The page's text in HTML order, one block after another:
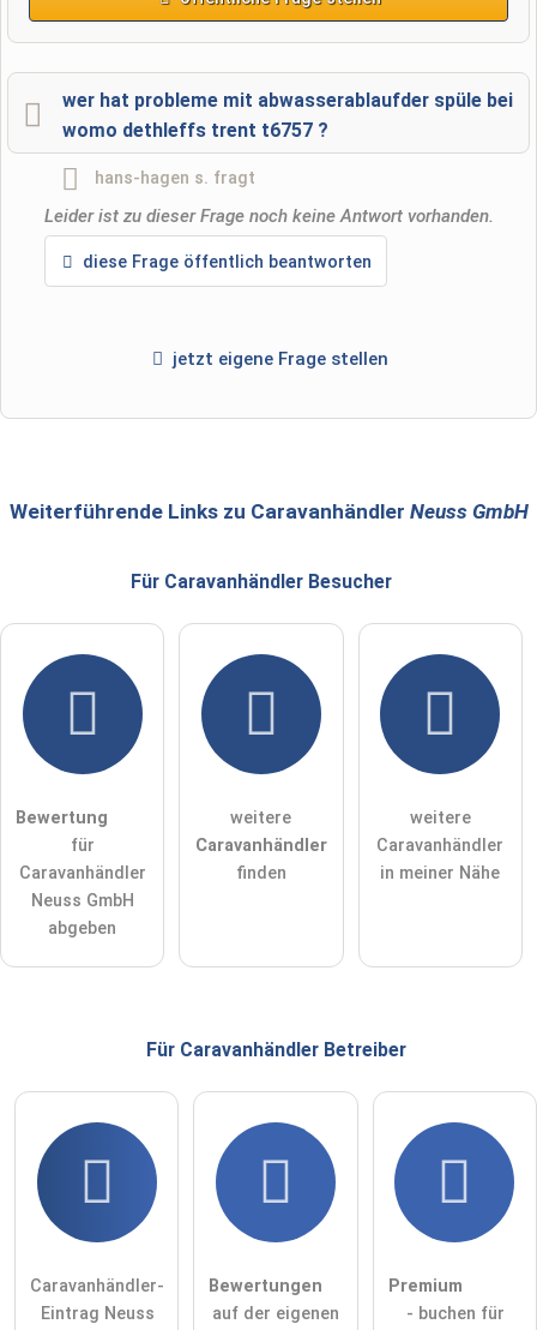
E-Mail-Adresse (wird nicht veröffentlicht)
öffentliche Frage stellen Abbrechen
Besucher sichtbar.
Klicken Sie hier um eineindividuelle Fragean den
Caravanhändler-Eintrag zu stellen
wer hat probleme mit abwasserablaufder spüle bei
womo dethleffs trent t6757 ?
hans-hagen s. fragt
Leider ist zu dieser Frage noch keine Antwort vorhanden.
diese Frage öffentlich beantworten
jetzt eigene Frage stellen
Weiterführende Links zu Caravanhändler Neuss GmbH
Für Caravanhändler Besucher
Bewertung
für
Caravanhändler
Neuss GmbH
abgeben
weitere
Caravanhändler
finden
weitere
Caravanhändler
in meiner Nähe
Für Caravanhändler Betreiber
Caravanhändler-
Eintrag Neuss
Bewertungen
auf der eigenen
Premium
- buchen für